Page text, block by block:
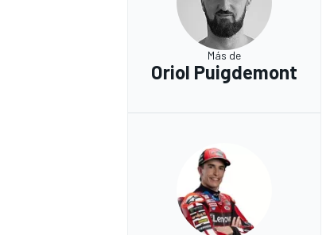
Más de
Oriol Puigdemont